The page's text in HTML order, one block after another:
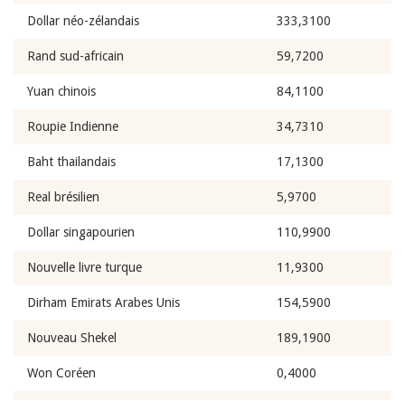
Dollar néo-zélandais 333,3100
Rand sud-africain 59,7200
Yuan chinois 84,1100
Roupie Indienne 34,7310
Baht thailandais 17,1300
Real brésilien 5,9700
Dollar singapourien 110,9900
Nouvelle livre turque 11,9300
Dirham Emirats Arabes Unis 154,5900
Nouveau Shekel 189,1900
Won Coréen 0,4000